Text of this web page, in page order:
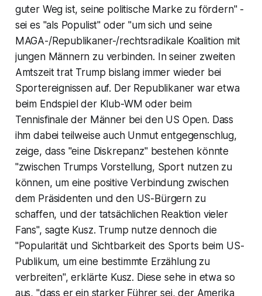
guter Weg ist, seine politische Marke zu fördern" -
sei es "als Populist" oder "um sich und seine
MAGA-/Republikaner-/rechtsradikale Koalition mit
jungen Männern zu verbinden. In seiner zweiten
Amtszeit trat Trump bislang immer wieder bei
Sportereignissen auf. Der Republikaner war etwa
beim Endspiel der Klub-WM oder beim
Tennisfinale der Männer bei den US Open. Dass
ihm dabei teilweise auch Unmut entgegenschlug,
zeige, dass "eine Diskrepanz" bestehen könnte
"zwischen Trumps Vorstellung, Sport nutzen zu
können, um eine positive Verbindung zwischen
dem Präsidenten und den US-Bürgern zu
schaffen, und der tatsächlichen Reaktion vieler
Fans", sagte Kusz. Trump nutze dennoch die
"Popularität und Sichtbarkeit des Sports beim US-
Publikum, um eine bestimmte Erzählung zu
verbreiten", erklärte Kusz. Diese sehe in etwa so
aus, "dass er ein starker Führer sei, der Amerika